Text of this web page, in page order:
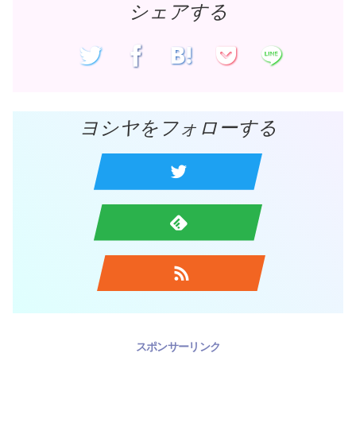
シェアする
ヨシヤをフォローする
スポンサーリンク